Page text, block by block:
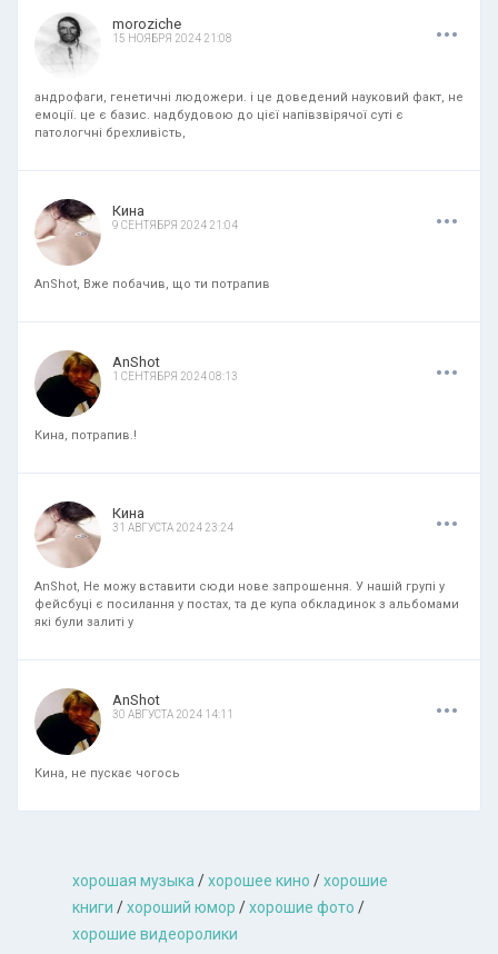
moroziche
15 НОЯБРЯ 2024 21:08 ...
андрофаги, генетичні людожери. і це доведений науковий факт, не
емоції. це є базис. надбудовою до цієї напівзвірячої суті є
патологчні брехливість,
Кина
9 СЕНТЯБРЯ 2024 21:04 ...
AnShot, Вже побачив, що ти потрапив
AnShot
1 СЕНТЯБРЯ 2024 08:13 ...
Кина, потрапив.!
Кина
31 АВГУСТА 2024 23:24 ...
AnShot, Не можу вставити сюди нове запрошення. У нашій групі у
фейсбуці є посилання у постах, та де купа обкладинок з альбомами
які були залиті у
AnShot
30 АВГУСТА 2024 14:11 ...
Кина, не пускає чогось
хорошая музыкa/хорошее кино /хорошие
книги /хороший юмор /хорошие фото /
хорошие видеоролики